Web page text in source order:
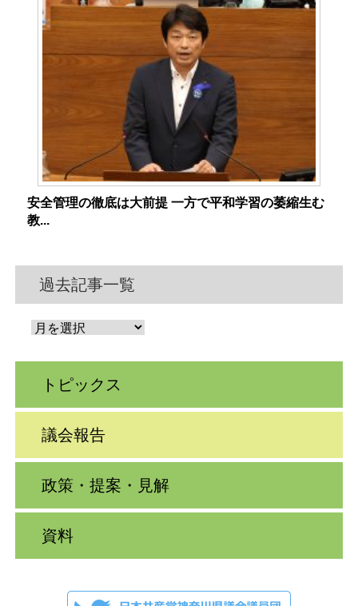
安全管理の徹底は大前提 一方で平和学習の萎縮生む
教...
過去記事一覧
トピックス
議会報告
政策・提案・見解
資料